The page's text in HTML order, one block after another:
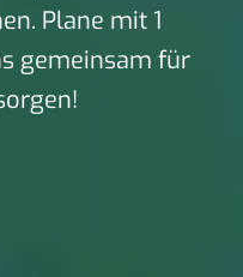
Plane mit 1
gemeinsam für